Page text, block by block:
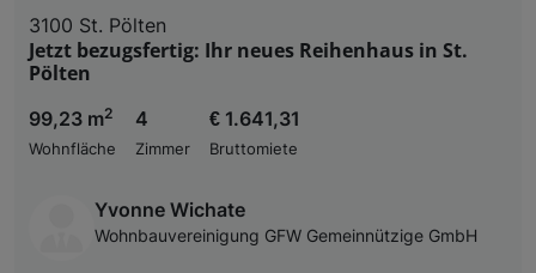
3100 St. Pölten
Jetzt bezugsfertig: Ihr neues Reihenhaus in St.
Pölten
99,23 m2
Wohnfläche
4
Zimmer
€ 1.641,31
Bruttomiete
Yvonne Wichate
Wohnbauvereinigung GFW Gemeinnützige GmbH